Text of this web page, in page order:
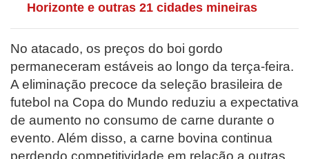
Horizonte e outras 21 cidades mineiras
No atacado, os preços do boi gordo
permaneceram estáveis ao longo da terça-feira.
A eliminação precoce da seleção brasileira de
futebol na Copa do Mundo reduziu a expectativa
de aumento no consumo de carne durante o
evento. Além disso, a carne bovina continua
perdendo competitividade em relação a outras